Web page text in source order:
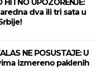
HITNO UPOZORENJE:
dva ili tri sata u
NE POSUSTAJE: U
izmereno paklenih